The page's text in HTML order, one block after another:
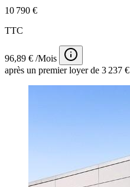
10 790 €
TTC
96,89 € /Mois
après un premier loyer de 3 237 €